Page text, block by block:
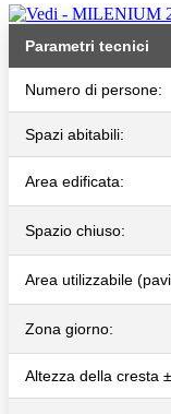
Parametri tecnici
Numero di persone:
Spazi abitabili:
Area edificata:
Spazio chiuso:
Area utilizzabile
Zona giorno:
Altezza della cresta